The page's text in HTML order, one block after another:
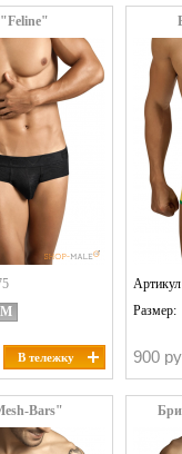
M
В тележку
Размер:
900
Bars"